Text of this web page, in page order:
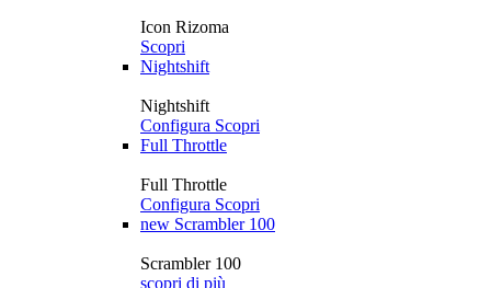
Icon Rizoma
Scopri
Nightshift
Nightshift
Configura Scopri
Full Throttle
Full Throttle
Configura Scopri
new Scrambler 100
Scrambler 100
scopri di più